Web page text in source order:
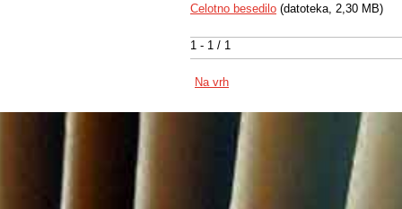
1 - 1 / 1
Celotno besedilo (datoteka, 2,30 MB)
Na vrh